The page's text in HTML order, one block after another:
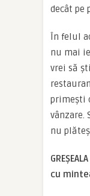
decât pe
În felul
nu mai
vrei să
primești
vânzare.
nu
cu